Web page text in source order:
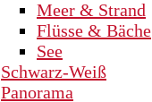
Meer & Strand
Flüsse & Bäche
See
Schwarz-Weiß
Panorama